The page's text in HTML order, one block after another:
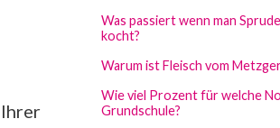
Was passiert wenn man
kocht?
Warum ist Fleisch vom
Wie viel Prozent für welche
Grundschule?